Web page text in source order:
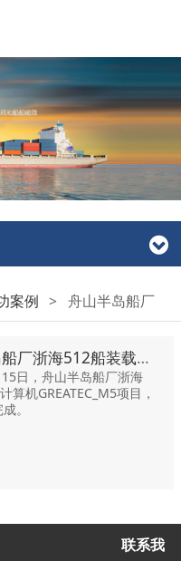
案例 > 舟山半岛船厂
舟山半岛船厂浙海512船装载计算机GREATEC_M5项目
日，舟山半岛船厂浙海
算机GREATEC_M5项目，
。
联系我